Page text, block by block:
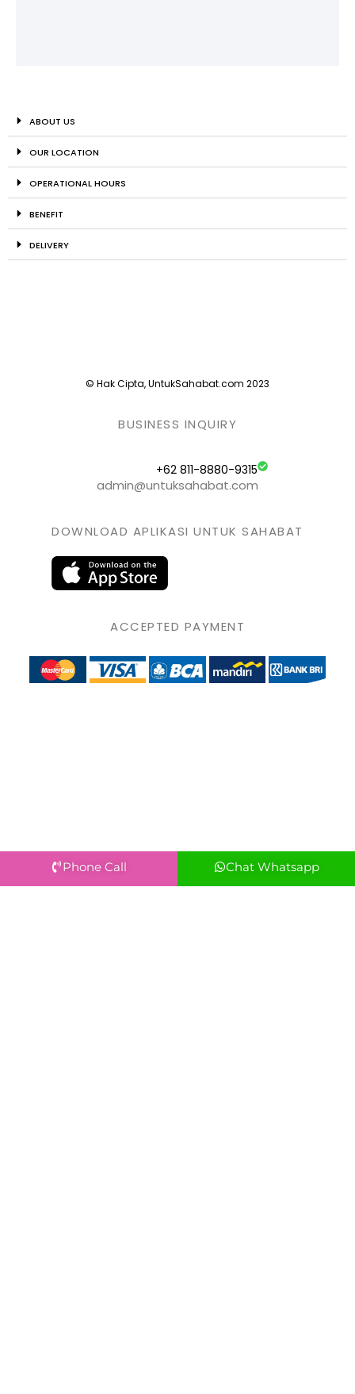
ABOUT US
OUR LOCATION
OPERATIONAL HOURS
BENEFIT
DELIVERY
© Hak Cipta, UntukSahabat.com 2023
BUSINESS INQUIRY
+62 811-8880-9315
admin@untuksahabat.com
DOWNLOAD APLIKASI UNTUK SAHABAT
ACCEPTED PAYMENT
Phone Call Chat Whatsapp